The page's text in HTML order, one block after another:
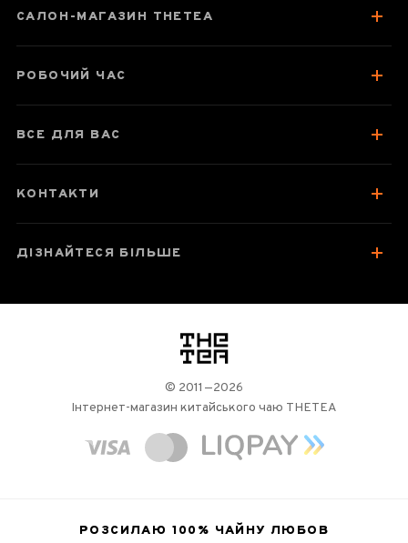
Паспорт товару
САЛОН-МАГАЗИН THETEA
РОБОЧИЙ ЧАС
ВСЕ ДЛЯ ВАС
КОНТАКТИ
ДІЗНАЙТЕСЯ БІЛЬШЕ
логотип
© 2011—2026
Інтернет-магазин китайського чаю THETEA
РОЗСИЛАЮ 100% ЧАЙНУ ЛЮБОВ